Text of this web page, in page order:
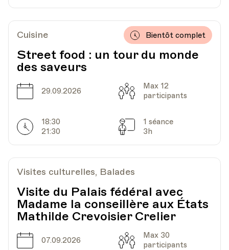
Cuisine
Street food : un tour du monde
des saveurs
Bientôt complet
Date
29.09.2026 Capacité
Max 12
participants
Horarires
18:30
21:30
Séances
1 séance
3h
Visites culturelles, Balades
Visite du Palais fédéral avec
Madame la conseillère aux États
Mathilde Crevoisier Crelier
Date
07.09.2026 Capacité
Max 30
participants